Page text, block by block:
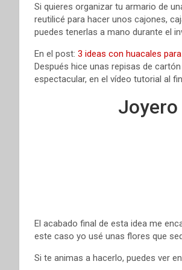
Si quieres organizar tu armario de
reutilicé para hacer unos cajones,
puedes tenerlas a mano durante el
En el post: 3 ideas con huacales
Después hice unas repisas de
espectacular, en el vídeo tutorial al
El acabado final de esta idea me
este caso yo usé unas flores que
Si te animas a hacerlo, puedes ver